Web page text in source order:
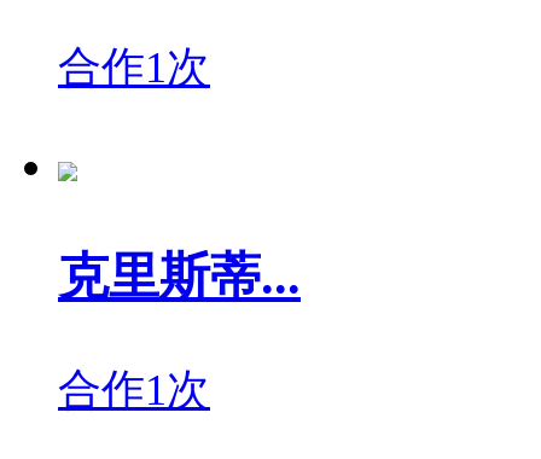
合作1次
克里斯蒂...
合作1次